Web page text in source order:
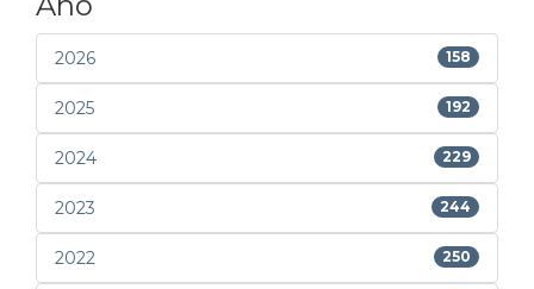
2026 158
2025 192
2024 229
2023 244
2022 250